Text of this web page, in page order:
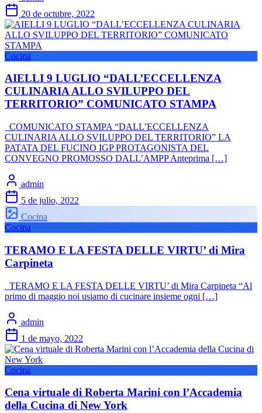
20 de octubre, 2022
Cocina
AIELLI 9 LUGLIO “DALL’ECCELLENZA
CULINARIA ALLO SVILUPPO DEL
TERRITORIO” COMUNICATO STAMPA
COMUNICATO STAMPA “DALL’ECCELLENZA
CULINARIA ALLO SVILUPPO DEL TERRITORIO” LA
PATATA DEL FUCINO IGP PROTAGONISTA DEL
CONVEGNO PROMOSSO DALL’AMPP Anteprima […]
admin
5 de julio, 2022
Cocina
Cocina
TERAMO E LA FESTA DELLE VIRTU’ di Mira
Carpineta
TERAMO E LA FESTA DELLE VIRTU’ di Mira Carpineta “Al
primo di maggio noi usiamo di cucinare insieme ogni […]
admin
1 de mayo, 2022
Cocina
Cena virtuale di Roberta Marini con l’Accademia
della Cucina di New York